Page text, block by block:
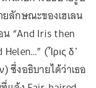
ยลักษณะของเฮเลน
“And Iris then
(Ἶρις δ᾽
ซึ่งอธิบายได้ว่าเธอ